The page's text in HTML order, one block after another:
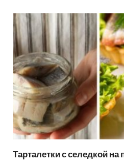
Тарталетки с селедкой